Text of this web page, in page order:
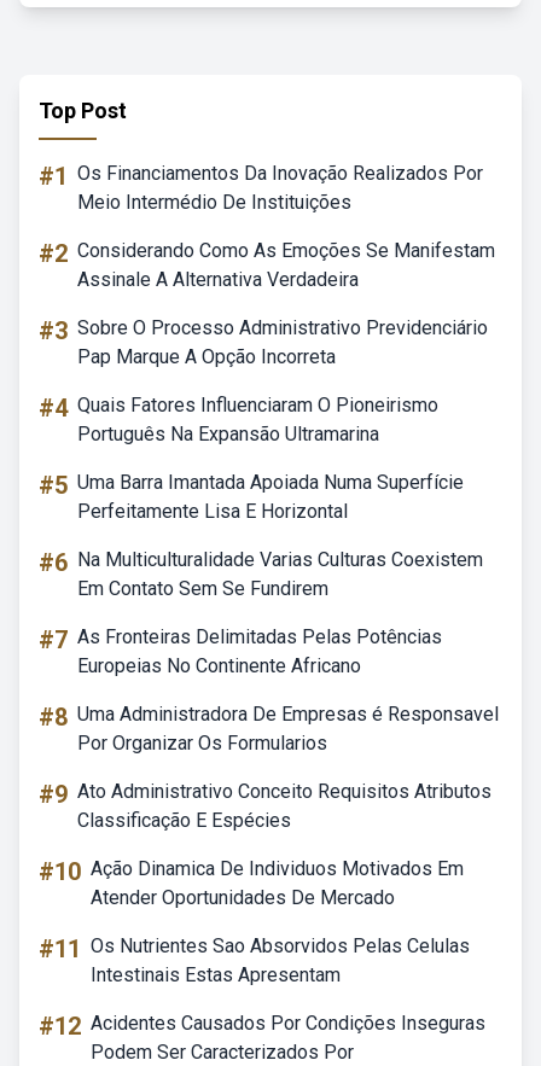
Top Post
#1 Os Financiamentos Da Inovação Realizados Por
Meio Intermédio De Instituições
#2 Considerando Como As Emoções Se Manifestam
Assinale A Alternativa Verdadeira
#3 Sobre O Processo Administrativo Previdenciário
Pap Marque A Opção Incorreta
#4 Quais Fatores Influenciaram O Pioneirismo
Português Na Expansão Ultramarina
#5 Uma Barra Imantada Apoiada Numa Superfície
Perfeitamente Lisa E Horizontal
#6 Na Multiculturalidade Varias Culturas Coexistem
Em Contato Sem Se Fundirem
#7 As Fronteiras Delimitadas Pelas Potências
Europeias No Continente Africano
#8 Uma Administradora De Empresas é Responsavel
Por Organizar Os Formularios
#9 Ato Administrativo Conceito Requisitos Atributos
Classificação E Espécies
#10 Ação Dinamica De Individuos Motivados Em
Atender Oportunidades De Mercado
#11 Os Nutrientes Sao Absorvidos Pelas Celulas
Intestinais Estas Apresentam
#12 Acidentes Causados Por Condições Inseguras
Podem Ser Caracterizados Por